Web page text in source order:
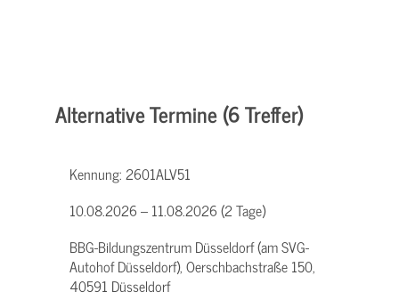
Alternative Termine (6 Treffer)
Kennung:2601ALV51
10.08.2026 – 11.08.2026 (2 Tage)
BBG-Bildungszentrum Düsseldorf (am SVG-
Autohof Düsseldorf), Oerschbachstraße 150,
40591 Düsseldorf